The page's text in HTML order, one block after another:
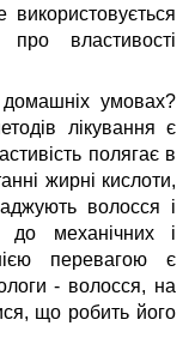
використовується
про властивості
умовах?
лікування є
полягає в
жирні кислоти,
волосся і
механічних і
перевагою є
- волосся, на
що робить його